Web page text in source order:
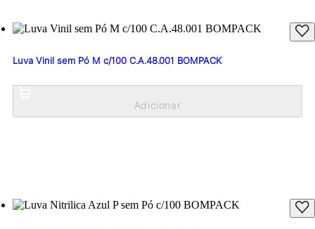
Luva Vinil sem Pó M c/100 C.A.48.001 BOMPACK